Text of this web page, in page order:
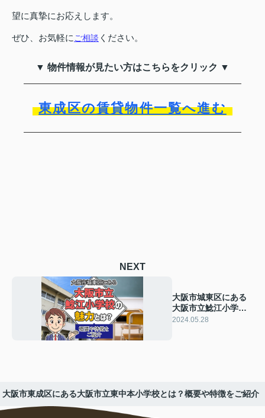
望に真摯にお応えします。
ぜひ、お気軽にご相談 ください。
▼ 物件情報が見たい方はこちらをクリック ▼
東成区の賃貸物件一覧へ進む
NEXT
大阪市城東区にある
大阪市立鯰江小学校
の魅力とは？概要や
2024.05.28
大阪市東成区にある大阪市立東中本小学校とは？概要や特徴をご紹介